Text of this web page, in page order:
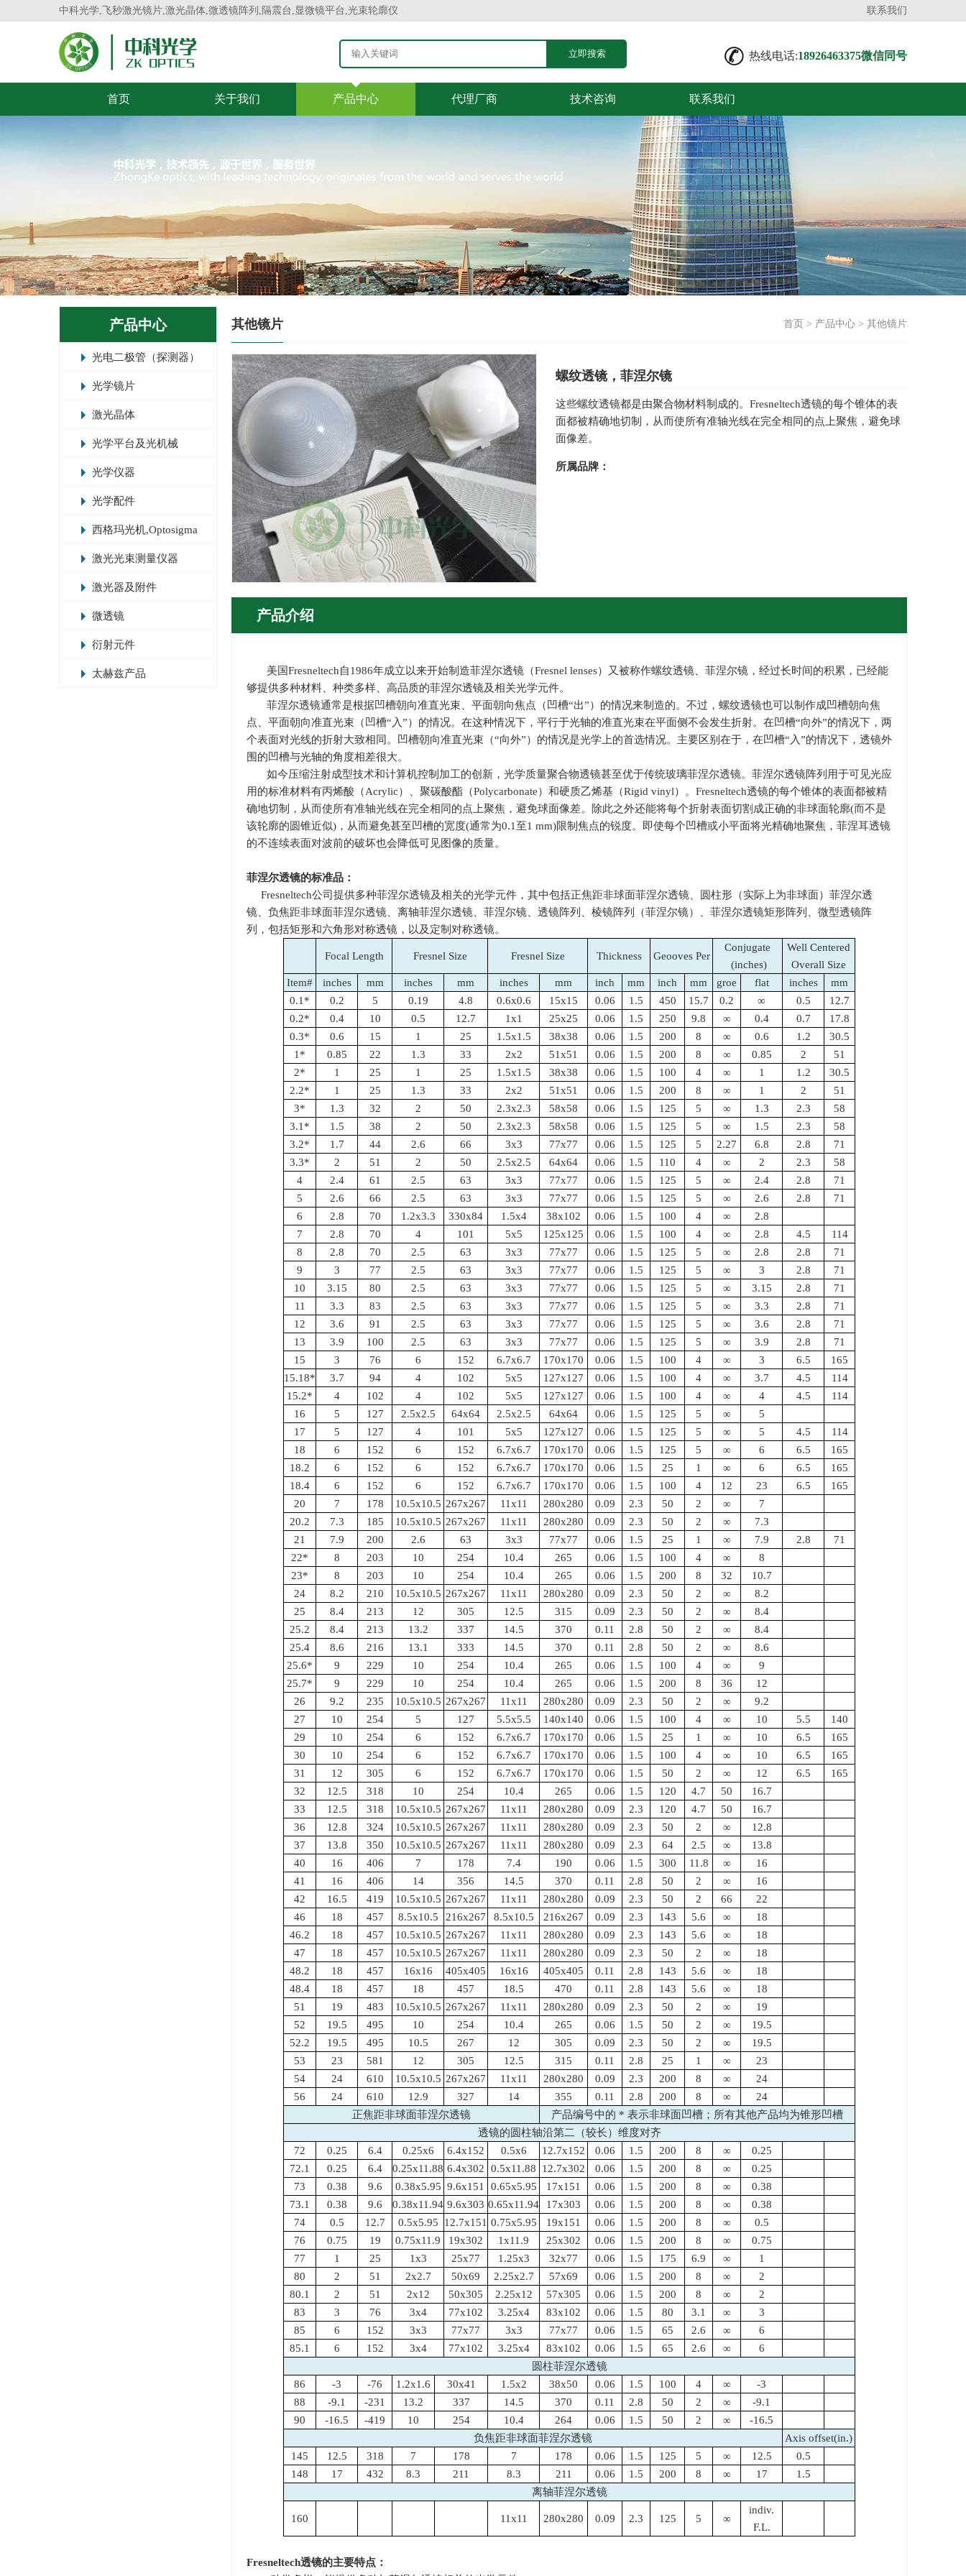
中科光学,飞秒激光镜片,激光晶体,微透镜阵列,隔震台,显微镜平台,光束轮廓仪 联系我们
热线电话:18926463375微信同号
首页 关于我们 产品中心 代理厂商 技术咨询 联系我们
产品中心
光电二极管（探测器）
光学镜片
激光晶体
光学平台及光机械
光学仪器
光学配件
西格玛光机,Optosigma
激光光束测量仪器
激光器及附件
微透镜
衍射元件
太赫兹产品
其他镜片 首页 > 产品中心 > 其他镜片
螺纹透镜，菲涅尔镜
这些螺纹透镜都是由聚合物材料制成的。Fresneltech透镜的每个锥体的表
面都被精确地切制，从而使所有准轴光线在完全相同的点上聚焦，避免球
面像差。
所属品牌：
产品介绍
美国Fresneltech自1986年成立以来开始制造菲涅尔透镜（Fresnel lenses）又被称作螺纹透镜、菲涅尔镜，经过长时间的积累，已经能
够提供多种材料、种类多样、高品质的菲涅尔透镜及相关光学元件。
菲涅尔透镜通常是根据凹槽朝向准直光束、平面朝向焦点（凹槽“出”）的情况来制造的。不过，螺纹透镜也可以制作成凹槽朝向焦
点、平面朝向准直光束（凹槽“入”）的情况。在这种情况下，平行于光轴的准直光束在平面侧不会发生折射。在凹槽“向外”的情况下，两
个表面对光线的折射大致相同。凹槽朝向准直光束（“向外”）的情况是光学上的首选情况。主要区别在于，在凹槽“入”的情况下，透镜外
围的凹槽与光轴的角度相差很大。
如今压缩注射成型技术和计算机控制加工的创新，光学质量聚合物透镜甚至优于传统玻璃菲涅尔透镜。菲涅尔透镜阵列用于可见光应
用的标准材料有丙烯酸（Acrylic）、聚碳酸酯（Polycarbonate）和硬质乙烯基（Rigid vinyl）。 Fresneltech透镜的每个锥体的表面都被精
确地切制，从而使所有准轴光线在完全相同的点上聚焦，避免球面像差。除此之外还能将每个折射表面切割成正确的非球面轮廓(而不是
该轮廓的圆锥近似) ，从而避免甚至凹槽的宽度(通常为0.1至1 mm)限制焦点的锐度。即使每个凹槽或小平面将光精确地聚焦，菲涅耳透镜
的不连续表面对波前的破坏也会降低可见图像的质量。
菲涅尔透镜的标准品：
Fresneltech公司提供多种菲涅尔透镜及相关的光学元件，其中包括正焦距非球面菲涅尔透镜、圆柱形（实际上为非球面）菲涅尔透
镜、负焦距非球面菲涅尔透镜、离轴菲涅尔透镜、菲涅尔镜、透镜阵列、棱镜阵列（菲涅尔镜）、菲涅尔透镜矩形阵列、微型透镜阵
列，包括矩形和六角形对称透镜，以及定制对称透镜。
Focal Length Fresnel Size Fresnel Size Thickness Geooves Per
Conjugate
(inches)
Well Centered
Overall Size
Item#
inches mm inches mm inches mm inch mm inch mm groe flat inches
mm
0.1*
0.2 5 0.19 4.8 0.6x0.6 15x15 0.06 1.5 450 15.7 0.2 ∞ 0.5
12.7
0.2*
0.4 10 0.5 12.7 1x1 25x25 0.06 1.5 250 9.8 ∞ 0.4 0.7
17.8
0.3*
0.6 15 1 25 1.5x1.5 38x38 0.06 1.5 200 8 ∞ 0.6 1.2
30.5
1*
0.85 22 1.3 33 2x2 51x51 0.06 1.5 200 8 ∞ 0.85 2
51
2*
1 25 1 25 1.5x1.5 38x38 0.06 1.5 100 4 ∞ 1 1.2
30.5
2.2*
1 25 1.3 33 2x2 51x51 0.06 1.5 200 8 ∞ 1 2
51
3*
1.3 32 2 50 2.3x2.3 58x58 0.06 1.5 125 5 ∞ 1.3 2.3
58
3.1*
1.5 38 2 50 2.3x2.3 58x58 0.06 1.5 125 5 ∞ 1.5 2.3
58
3.2*
1.7 44 2.6 66 3x3 77x77 0.06 1.5 125 5 2.27 6.8 2.8
71
3.3*
2 51 2 50 2.5x2.5 64x64 0.06 1.5 110 4 ∞ 2 2.3
58
4
2.4 61 2.5 63 3x3 77x77 0.06 1.5 125 5 ∞ 2.4 2.8
71
5
2.6 66 2.5 63 3x3 77x77 0.06 1.5 125 5 ∞ 2.6 2.8
71
6
2.8 70 1.2x3.3 330x84 1.5x4 38x102 0.06 1.5 100 4 ∞
2.8
7
2.8 70 4 101 5x5 125x125 0.06 1.5 100 4 ∞ 2.8 4.5
114
8
2.8 70 2.5 63 3x3 77x77 0.06 1.5 125 5 ∞ 2.8 2.8
71
9
3 77 2.5 63 3x3 77x77 0.06 1.5 125 5 ∞ 3 2.8
71
10
3.15 80 2.5 63 3x3 77x77 0.06 1.5 125 5 ∞ 3.15 2.8
71
11
3.3 83 2.5 63 3x3 77x77 0.06 1.5 125 5 ∞ 3.3 2.8
71
12
3.6 91 2.5 63 3x3 77x77 0.06 1.5 125 5 ∞ 3.6 2.8
71
13
3.9 100 2.5 63 3x3 77x77 0.06 1.5 125 5 ∞ 3.9 2.8
71
15
3 76 6 152 6.7x6.7 170x170 0.06 1.5 100 4 ∞ 3 6.5
165
15.18*
3.7 94 4 102 5x5 127x127 0.06 1.5 100 4 ∞ 3.7 4.5
114
15.2*
4 102 4 102 5x5 127x127 0.06 1.5 100 4 ∞ 4 4.5
114
16
5 127 2.5x2.5 64x64 2.5x2.5 64x64 0.06 1.5 125 5 ∞
5
17
5 127 4 101 5x5 127x127 0.06 1.5 125 5 ∞ 5 4.5
114
18
6 152 6 152 6.7x6.7 170x170 0.06 1.5 125 5 ∞ 6 6.5
165
18.2
6 152 6 152 6.7x6.7 170x170 0.06 1.5 25 1 ∞ 6 6.5
165
18.4
6 152 6 152 6.7x6.7 170x170 0.06 1.5 100 4 12 23 6.5
165
20
7 178 10.5x10.5 267x267 11x11 280x280 0.09 2.3 50 2 ∞
7
20.2
7.3 185 10.5x10.5 267x267 11x11 280x280 0.09 2.3 50 2 ∞
7.3
21
7.9 200 2.6 63 3x3 77x77 0.06 1.5 25 1 ∞ 7.9 2.8
71
22*
8 203 10 254 10.4 265 0.06 1.5 100 4 ∞
8
23*
8 203 10 254 10.4 265 0.06 1.5 200 8 32
10.7
24
8.2 210 10.5x10.5 267x267 11x11 280x280 0.09 2.3 50 2 ∞
8.2
25
8.4 213 12 305 12.5 315 0.09 2.3 50 2 ∞
8.4
25.2
8.4 213 13.2 337 14.5 370 0.11 2.8 50 2 ∞
8.4
25.4
8.6 216 13.1 333 14.5 370 0.11 2.8 50 2 ∞
8.6
25.6*
9 229 10 254 10.4 265 0.06 1.5 100 4 ∞
9
25.7*
9 229 10 254 10.4 265 0.06 1.5 200 8 36
12
26
9.2 235 10.5x10.5 267x267 11x11 280x280 0.09 2.3 50 2 ∞
9.2
27
10 254 5 127 5.5x5.5 140x140 0.06 1.5 100 4 ∞ 10 5.5
140
29
10 254 6 152 6.7x6.7 170x170 0.06 1.5 25 1 ∞ 10 6.5
165
30
10 254 6 152 6.7x6.7 170x170 0.06 1.5 100 4 ∞ 10 6.5
165
31
12 305 6 152 6.7x6.7 170x170 0.06 1.5 50 2 ∞ 12 6.5
165
32
12.5 318 10 254 10.4 265 0.06 1.5 120 4.7 50
16.7
33
12.5 318 10.5x10.5 267x267 11x11 280x280 0.09 2.3 120 4.7 50
16.7
36
12.8 324 10.5x10.5 267x267 11x11 280x280 0.09 2.3 50 2 ∞
12.8
37
13.8 350 10.5x10.5 267x267 11x11 280x280 0.09 2.3 64 2.5 ∞
13.8
40
16 406 7 178 7.4 190 0.06 1.5 300 11.8 ∞
16
41
16 406 14 356 14.5 370 0.11 2.8 50 2 ∞
16
42
16.5 419 10.5x10.5 267x267 11x11 280x280 0.09 2.3 50 2 66
22
46
18 457 8.5x10.5 216x267 8.5x10.5 216x267 0.09 2.3 143 5.6 ∞
18
46.2
18 457 10.5x10.5 267x267 11x11 280x280 0.09 2.3 143 5.6 ∞
18
47
18 457 10.5x10.5 267x267 11x11 280x280 0.09 2.3 50 2 ∞
18
48.2
18 457 16x16 405x405 16x16 405x405 0.11 2.8 143 5.6 ∞
18
48.4
18 457 18 457 18.5 470 0.11 2.8 143 5.6 ∞
18
51
19 483 10.5x10.5 267x267 11x11 280x280 0.09 2.3 50 2 ∞
19
52
19.5 495 10 254 10.4 265 0.06 1.5 50 2 ∞
19.5
52.2
19.5 495 10.5 267 12 305 0.09 2.3 50 2 ∞
19.5
53
23 581 12 305 12.5 315 0.11 2.8 25 1 ∞
23
54
24 610 10.5x10.5 267x267 11x11 280x280 0.09 2.3 200 8 ∞
24
56
24 610 12.9 327 14 355 0.11 2.8 200 8 ∞
24
正焦距非球面菲涅尔透镜
产品编号中的 * 表示非球面凹槽；所有其他产品均为锥形凹槽
透镜的圆柱轴沿第二（较长）维度对齐
72
0.25 6.4 0.25x6 6.4x152 0.5x6 12.7x152 0.06 1.5 200 8 ∞
0.25
72.1
0.25 6.4 0.25x11.88 6.4x302 0.5x11.88 12.7x302 0.06 1.5 200 8 ∞
0.25
73
0.38 9.6 0.38x5.95 9.6x151 0.65x5.95 17x151 0.06 1.5 200 8 ∞
0.38
73.1
0.38 9.6 0.38x11.94 9.6x303 0.65x11.94 17x303 0.06 1.5 200 8 ∞
0.38
74
0.5 12.7 0.5x5.95 12.7x151 0.75x5.95 19x151 0.06 1.5 200 8 ∞
0.5
76
0.75 19 0.75x11.9 19x302 1x11.9 25x302 0.06 1.5 200 8 ∞
0.75
77
1 25 1x3 25x77 1.25x3 32x77 0.06 1.5 175 6.9 ∞
1
80
2 51 2x2.7 50x69 2.25x2.7 57x69 0.06 1.5 200 8 ∞
2
80.1
2 51 2x12 50x305 2.25x12 57x305 0.06 1.5 200 8 ∞
2
83
3 76 3x4 77x102 3.25x4 83x102 0.06 1.5 80 3.1 ∞
3
85
6 152 3x3 77x77 3x3 77x77 0.06 1.5 65 2.6 ∞
6
85.1
6 152 3x4 77x102 3.25x4 83x102 0.06 1.5 65 2.6 ∞
6
圆柱菲涅尔透镜
86
-3 -76 1.2x1.6 30x41 1.5x2 38x50 0.06 1.5 100 4 ∞
-3
88
-9.1 -231 13.2 337 14.5 370 0.11 2.8 50 2 ∞
-9.1
90
-16.5 -419 10 254 10.4 264 0.06 1.5 50 2 ∞
-16.5
负焦距非球面菲涅尔透镜
Axis offset(in.)
145
12.5 318 7 178 7 178 0.06 1.5 125 5 ∞ 12.5
0.5
148
17 432 8.3 211 8.3 211 0.06 1.5 200 8 ∞ 17
1.5
离轴菲涅尔透镜
160 11x11 280x280 0.09 2.3 125 5 ∞
indiv.
F.L.
Fresneltech透镜的主要特点：